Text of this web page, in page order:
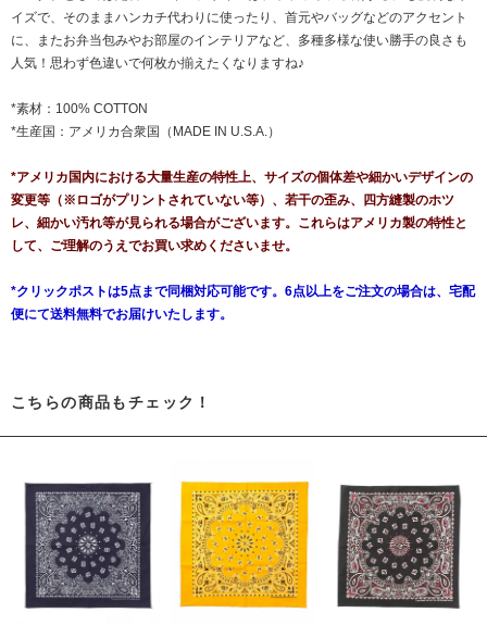
イズで、そのままハンカチ代わりに使ったり、首元やバッグなどのアクセント
に、またお弁当包みやお部屋のインテリアなど、多種多様な使い勝手の良さも
人気！思わず色違いで何枚か揃えたくなりますね♪
*素材：100% COTTON
*生産国：アメリカ合衆国（MADE IN U.S.A.）
*アメリカ国内における大量生産の特性上、サイズの個体差や細かいデザインの
変更等（※ロゴがプリントされていない等）、若干の歪み、四方縫製のホツ
レ、細かい汚れ等が見られる場合がございます。これらはアメリカ製の特性と
して、ご理解のうえでお買い求めくださいませ。
*クリックポストは5点まで同梱対応可能です。6点以上をご注文の場合は、宅配
便にて送料無料でお届けいたします。
こちらの商品もチェック！